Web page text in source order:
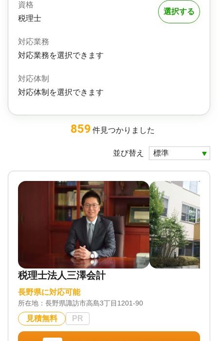
資格
税理士
対応業務
対応業務を選択できます
対応体制
対応体制を選択できます
選択する
859 件見つかりました
並び替え
税理士法人三澤会計
長野県に対応可能
所在地： 長野県諏訪市高島3丁目1201-90
見積無料 PR